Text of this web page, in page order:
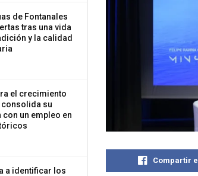
de Fontanales
tras una vida
y la calidad
el crecimiento
su
un empleo en
a identificar los
Compartir